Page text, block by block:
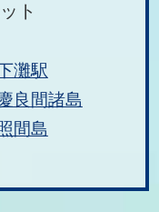
ト
灘駅
良間諸島
間島